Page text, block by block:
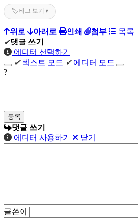
🏷️ 태그 보기 ▾
위로 아래로 인쇄 첨부
목록
✔댓글 쓰기
에디터 선택하기
✔ 텍스트 모드 ✔ 에디터 모드
?
댓글 쓰기
에디터 사용하기
닫기
글쓴이